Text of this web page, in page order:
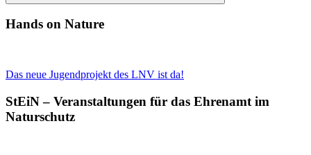
Suchen
Hands on Nature
Das neue Jugendprojekt des LNV ist da!
StEiN – Veranstaltungen für das Ehrenamt im
Naturschutz